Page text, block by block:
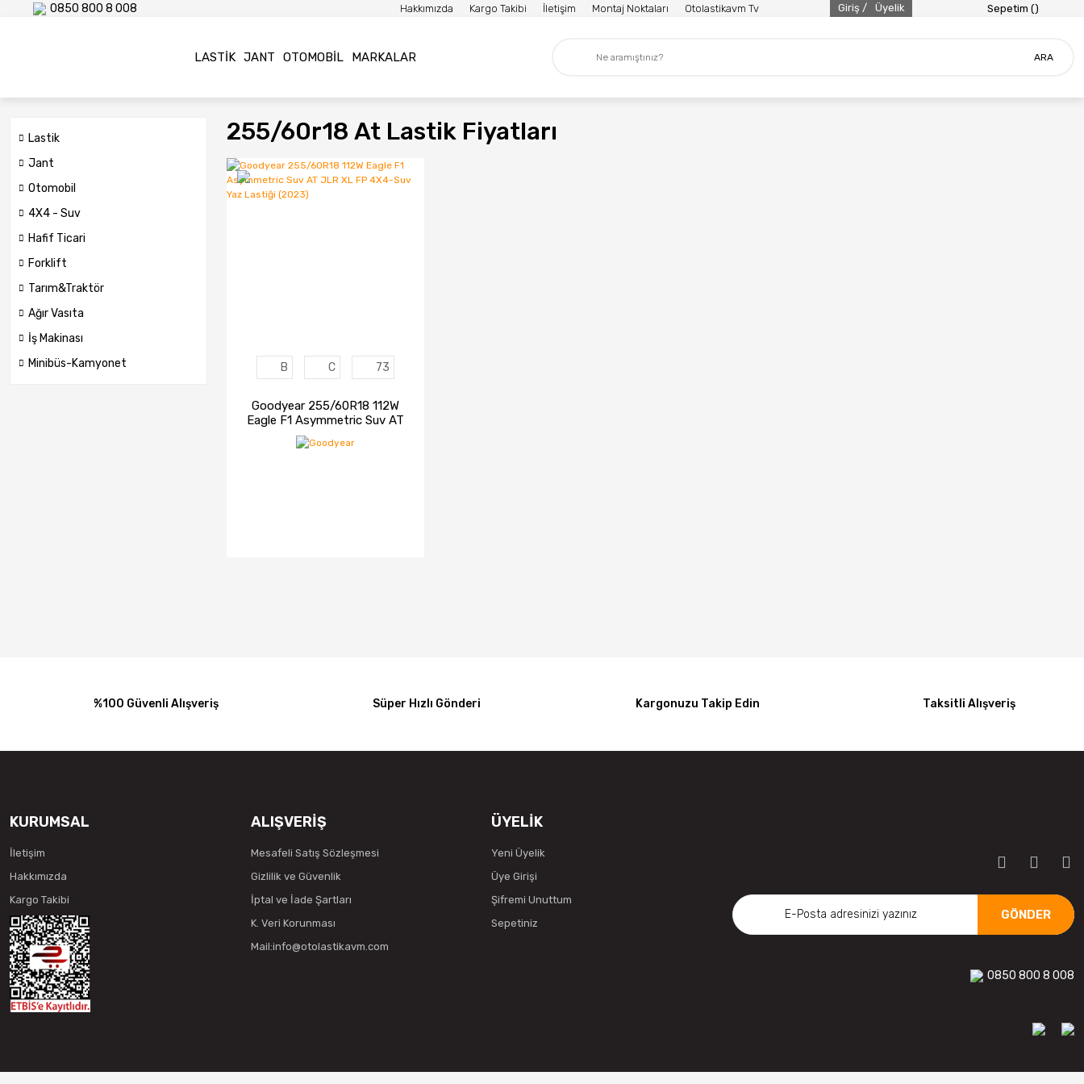
0850 800 8 008 Hakkımızda Kargo Takibi İletişim Montaj Noktaları Otolastikavm Tv Giriş / Üyelik Sepetim ()
LASTIK JANT OTOMOBIL MARKALAR ARA
Lastik
Jant
Otomobil
4X4 - Suv
Hafif Ticari
Forklift
Tarım&Traktör
Ağır Vasıta
İş Makinası
Minibüs-Kamyonet
255/60r18 At Lastik Fiyatları
B C 73
Goodyear 255/60R18 112W
Eagle F1 Asymmetric Suv AT
JLR XL FP 4X4-Suv Yaz
Lastiği (2023)
%100 Güvenli Alışveriş Süper Hızlı Gönderi Kargonuzu Takip Edin Taksitli Alışveriş
KURUMSAL
İletişim
Hakkımızda
Kargo Takibi
ALIŞVERİŞ
Mesafeli Satış Sözleşmesi
Gizlilik ve Güvenlik
İptal ve İade Şartları
K. Veri Korunması
Mail:info@otolastikavm.com
ÜYELİK
Yeni Üyelik
Üye Girişi
Şifremi Unuttum
Sepetiniz
GÖNDER
0850 800 8 008